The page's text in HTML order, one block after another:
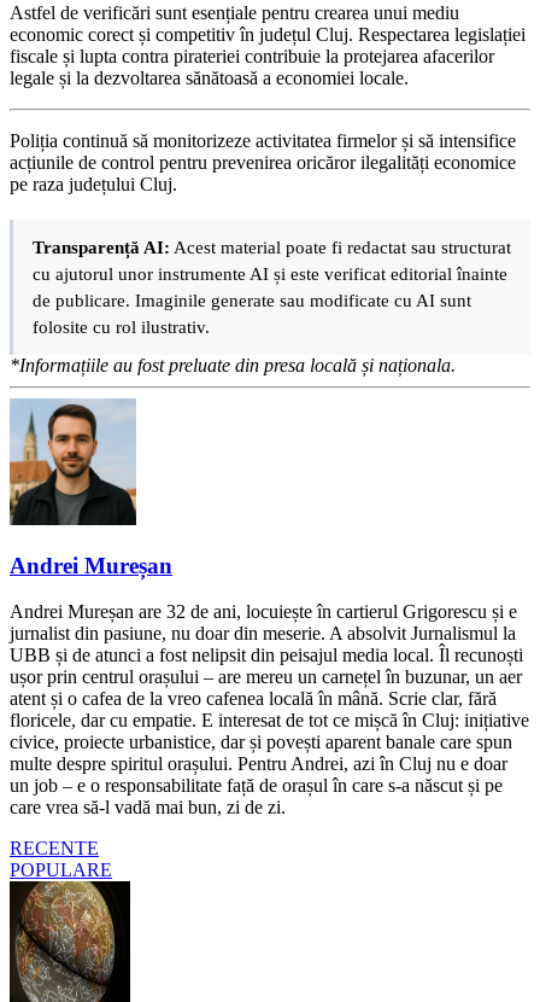
Astfel de verificări sunt esențiale pentru crearea unui mediu
economic corect și competitiv în județul Cluj. Respectarea legislației
fiscale și lupta contra pirateriei contribuie la protejarea afacerilor
legale și la dezvoltarea sănătoasă a economiei locale.
Poliția continuă să monitorizeze activitatea firmelor și să intensifice
acțiunile de control pentru prevenirea oricăror ilegalități economice
pe raza județului Cluj.
Transparență AI: Acest material poate fi redactat sau structurat
cu ajutorul unor instrumente AI și este verificat editorial înainte
de publicare. Imaginile generate sau modificate cu AI sunt
folosite cu rol ilustrativ.
*Informațiile au fost preluate din presa locală și naționala.
Andrei Mureșan
Andrei Mureșan are 32 de ani, locuiește în cartierul Grigorescu și e
jurnalist din pasiune, nu doar din meserie. A absolvit Jurnalismul la
UBB și de atunci a fost nelipsit din peisajul media local. Îl recunoști
ușor prin centrul orașului – are mereu un carnețel în buzunar, un aer
atent și o cafea de la vreo cafenea locală în mână. Scrie clar, fără
floricele, dar cu empatie. E interesat de tot ce mișcă în Cluj: inițiative
civice, proiecte urbanistice, dar și povești aparent banale care spun
multe despre spiritul orașului. Pentru Andrei, azi în Cluj nu e doar
un job – e o responsabilitate față de orașul în care s-a născut și pe
care vrea să-l vadă mai bun, zi de zi.
RECENTE
POPULARE